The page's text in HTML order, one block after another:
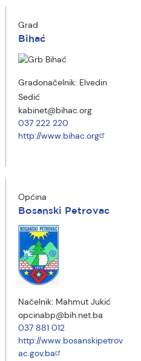
Grad
Bihać
Gradonačelnik: Elvedin
Sedić
kabinet@bihac.org
037 222 220
http://www.bihac.org
Općina
Bosanski Petrovac
Načelnik: Mahmut Jukić
opcinabp@bih.net.ba
037 881 012
http://www.bosanskipetrov
ac.gov.ba